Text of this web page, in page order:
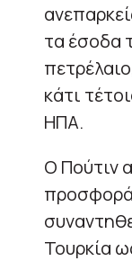
τα έσοδα
κάτι
ΗΠΑ.
Ο Πούτιν
προσφορά
Τουρκία